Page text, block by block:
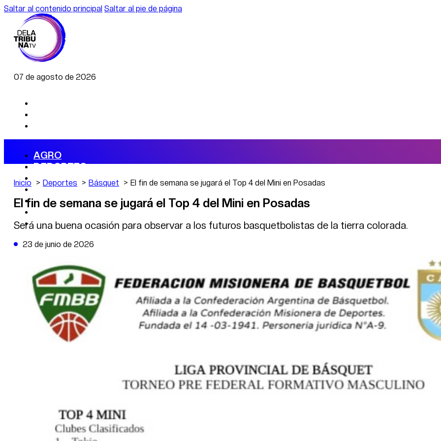
Saltar al contenido principal Saltar al pie de página
07 de agosto de 2026
AGRO
DEPORTES
ECONOMÍA
POLÍTICA
CAMBIO CLIMÁTICO
DE LA TRIBUNA TV
Inicio Deportes Básquet El fin de semana se jugará el Top 4 del Mini en Posadas
El fin de semana se jugará el Top 4 del Mini en Posadas
Será una buena ocasión para observar a los futuros basquetbolistas de la tierra colorada.
23 de junio de 2026